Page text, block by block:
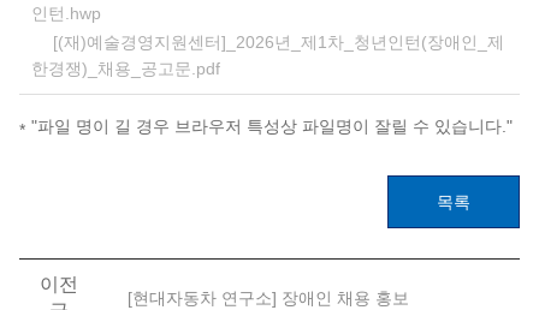
인턴.hwp
[(재)예술경영지원센터]_2026년_제1차_청년인턴(장애인_제
한경쟁)_채용_공고문.pdf
"파일 명이 길 경우 브라우저 특성상 파일명이 잘릴 수 있습니다."
목록
이전
[현대자동차 연구소] 장애인 채용 홍보